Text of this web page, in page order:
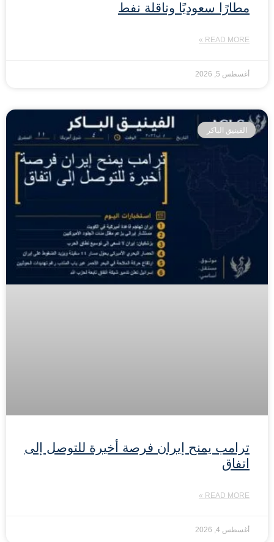
مطارًا سعوديًا وناقلة نفط
READ MORE »
أغسطس 5, 2026
الفينيق الباكر
ترامب يمنح إيران فرصة أخيرة للتوصل إلى
اتفاق
READ MORE »
أغسطس 4, 2026